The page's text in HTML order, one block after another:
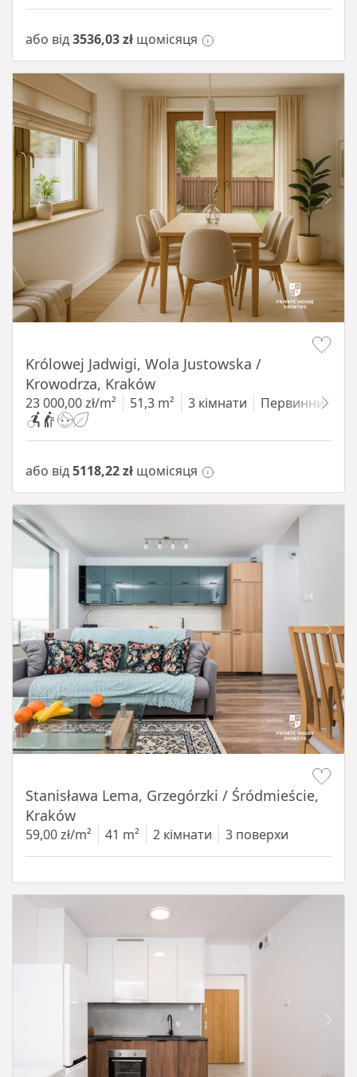
або від3536,03 zł щомісяця
Królowej Jadwigi, Wola Justowska /
Krowodrza, Kraków
23 000,00 zł/m² 51,3 m² 3 кімнати Первинний
або від5118,22 zł щомісяця
Stanisława Lema, Grzegórzki / Śródmieście,
Kraków
59,00 zł/m² 41 m² 2 кімнати 3 поверхи